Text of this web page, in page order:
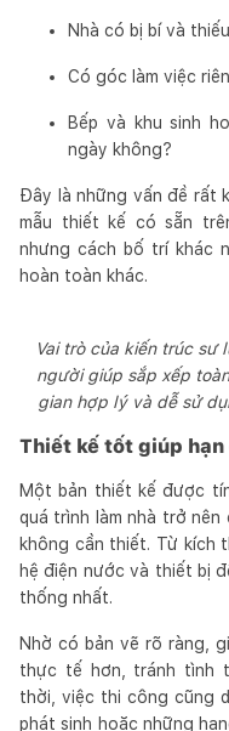
Nhà có bị bí và
Có góc làm việc
Bếp và khu sinh
ngày không?
Đây là những vấn đề rất
mẫu thiết kế có sẵn
nhưng cách bố trí khác
hoàn toàn khác.
Vai trò của kiến trúc sư
người giúp sắp xếp
gian hợp lý và dễ sử
Thiết kế tốt giúp
Một bản thiết kế được
quá trình làm nhà trở nên
không cần thiết. Từ kích
hệ điện nước và thiết bị
thống nhất.
Nhờ có bản vẽ rõ ràng,
thực tế hơn, tránh tình
thời, việc thi công cũng
phát sinh hoặc những